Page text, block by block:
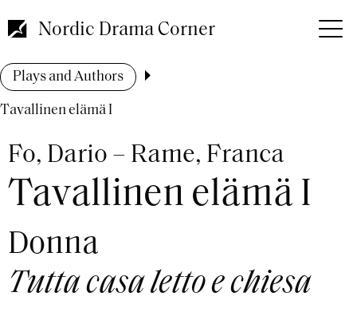
to
main
Nordic Drama Corner
Breadcrumb
Plays and Authors
Tavallinen elämä I
Fo, Dario – Rame, Franca
Tavallinen elämä I
Donna
Tutta casa letto e chiesa